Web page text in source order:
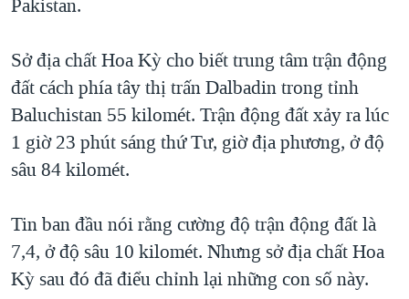
CÁC GIÁ TRỊ CỘNG HÒA Ở VIỆT NAM
TRỊNH VĨNH BÌNH VS. CHÍNH PHỦ VIỆT NAM
NGƯ DÂN VIỆT VÀ LÀN SÓNG TRỘM HẢI SÂM
BÊN KIA QUỐC LỘ: TIẾNG VỌNG TỪ NÔNG THÔN MỸ
QUAN HỆ VIỆT MỸ
Pakistan.
Sở địa chất Hoa Kỳ cho biết trung tâm trận động
đất cách phía tây thị trấn Dalbadin trong tỉnh
Baluchistan 55 kilomét. Trận động đất xảy ra lúc
1 giờ 23 phút sáng thứ Tư, giờ địa phương, ở độ
sâu 84 kilomét.
Tin ban đầu nói rằng cường độ trận động đất là
7,4, ở độ sâu 10 kilomét. Nhưng sở địa chất Hoa
Kỳ sau đó đã điểu chỉnh lại những con số này.